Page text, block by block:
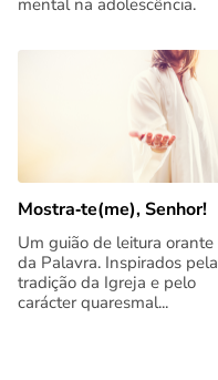
Mostra‑te(me), Senhor!
Um guião de leitura orante
da Palavra. Inspirados pela
tradição da Igreja e pelo
carácter quaresmal...